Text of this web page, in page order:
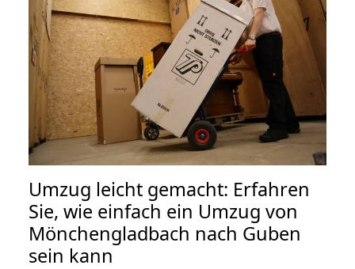
Umzug leicht gemacht: Erfahren
Sie, wie einfach ein Umzug von
Mönchengladbach nach Guben
sein kann